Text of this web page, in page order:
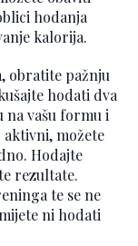
hodanja
kalorija.
obratite pažnju
hodati dva
na vašu formu i
aktivni, možete
Hodajte
rezultate.
te se ne
ni hodati